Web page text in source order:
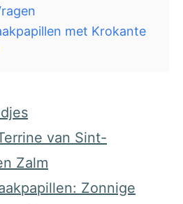
met Krokante
van Sint-
Zalm
Zonnige